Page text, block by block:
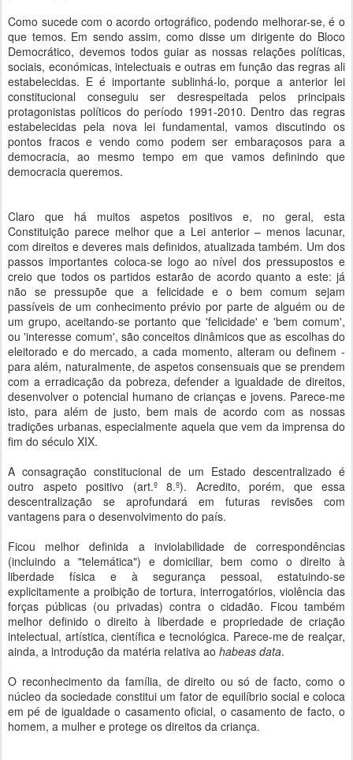
Como sucede com o acordo ortográfico, podendo melhorar-se, é o
que temos. Em sendo assim, como disse um dirigente do Bloco
Democrático, devemos todos guiar as nossas relações políticas,
sociais, económicas, intelectuais e outras em função das regras ali
estabelecidas. E é importante sublinhá-lo, porque a anterior lei
constitucional conseguiu ser desrespeitada pelos principais
protagonistas políticos do período 1991-2010. Dentro das regras
estabelecidas pela nova lei fundamental, vamos discutindo os
pontos fracos e vendo como podem ser embaraçosos para a
democracia, ao mesmo tempo em que vamos definindo que
democracia queremos.
Claro que há muitos aspetos positivos e, no geral, esta
Constituição parece melhor que a Lei anterior – menos lacunar,
com direitos e deveres mais definidos, atualizada também. Um dos
passos importantes coloca-se logo ao nível dos pressupostos e
creio que todos os partidos estarão de acordo quanto a este: já
não se pressupõe que a felicidade e o bem comum sejam
passíveis de um conhecimento prévio por parte de alguém ou de
um grupo, aceitando-se portanto que 'felicidade' e 'bem comum',
ou 'interesse comum', são conceitos dinâmicos que as escolhas do
eleitorado e do mercado, a cada momento, alteram ou definem -
para além, naturalmente, de aspetos consensuais que se prendem
com a erradicação da pobreza, defender a igualdade de direitos,
desenvolver o potencial humano de crianças e jovens. Parece-me
isto, para além de justo, bem mais de acordo com as nossas
tradições urbanas, especialmente aquela que vem da imprensa do
fim do século XIX.
A consagração constitucional de um Estado descentralizado é
outro aspeto positivo (art.º 8.º). Acredito, porém, que essa
descentralização se aprofundará em futuras revisões com
vantagens para o desenvolvimento do país.
Ficou melhor definida a inviolabilidade de correspondências
(incluindo a "telemática") e domiciliar, bem como o direito à
liberdade física e à segurança pessoal, estatuindo-se
explicitamente a proibição de tortura, interrogatórios, violência das
forças públicas (ou privadas) contra o cidadão. Ficou também
melhor definido o direito à liberdade e propriedade de criação
intelectual, artística, científica e tecnológica. Parece-me de realçar,
ainda, a introdução da matéria relativa ao habeas data.
O reconhecimento da família, de direito ou só de facto, como o
núcleo da sociedade constitui um fator de equilíbrio social e coloca
em pé de igualdade o casamento oficial, o casamento de facto, o
homem, a mulher e protege os direitos da criança.